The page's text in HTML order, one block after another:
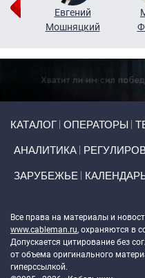
Евгений
Мошняцкий
КАТАЛОГ ОПЕРАТОРЫ
АНАЛИТИКА
ЗАРУБЕЖЬЕ
Все права на материалы и
www.cableman.ru, охраняются в
Допускается цитирование без
от объема оригинального
гиперссылкой.